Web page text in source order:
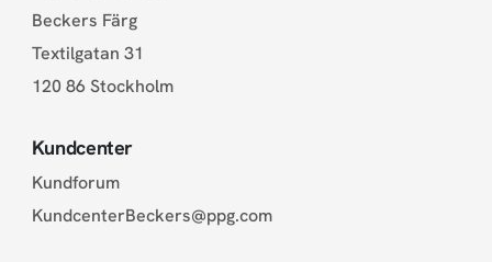
Beckers Färg
Textilgatan 31
120 86 Stockholm
Kundcenter
Kundforum
KundcenterBeckers@ppg.com